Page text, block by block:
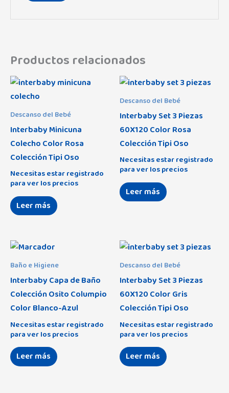
Productos relacionados
Descanso del Bebé
Interbaby Minicuna
Colecho Color Rosa
Colección Tipi Oso
Necesitas estar registrado
para ver los precios
Leer más
Descanso del Bebé
Interbaby Set 3 Piezas
60X120 Color Rosa
Colección Tipi Oso
Necesitas estar registrado
para ver los precios
Leer más
Baño e Higiene
Interbaby Capa de Baño
Colección Osito Columpio
Color Blanco-Azul
Necesitas estar registrado
para ver los precios
Leer más
Descanso del Bebé
Interbaby Set 3 Piezas
60X120 Color Gris
Colección Tipi Oso
Necesitas estar registrado
para ver los precios
Leer más